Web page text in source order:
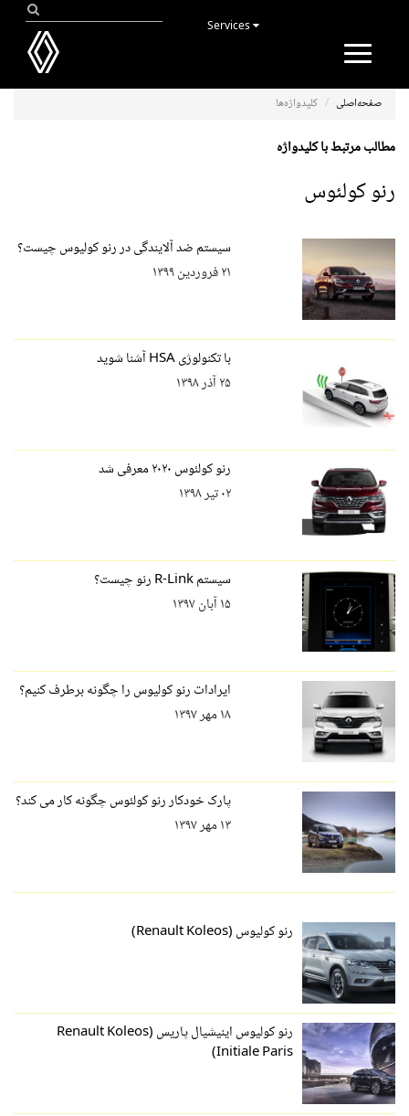
Toggle
صفحه‌اصلی کلیدواژه‌ها
مطالب مرتبط با کلیدواژه
رنو کولئوس
سیستم ضد آلایندگی در رنو کولیوس چیست؟
۲۱ فروردین ۱۳۹۹
با تکنولوژی HSA آشنا شوید
۲۵ آذر ۱۳۹۸
رنو کولئوس ۲۰۲۰ معرفی شد
۰۲ تیر ۱۳۹۸
سیستم R-Link رنو چیست؟
۱۵ آبان ۱۳۹۷
ایرادات رنو کولیوس را چگونه برطرف کنیم؟
۱۸ مهر ۱۳۹۷
پارک خودکار رنو کولئوس چگونه کار می کند؟
۱۳ مهر ۱۳۹۷
رنو کولیوس (Renault Koleos)
رنو کولیوس اینیشیال پاریس (Renault Koleos
Initiale Paris)